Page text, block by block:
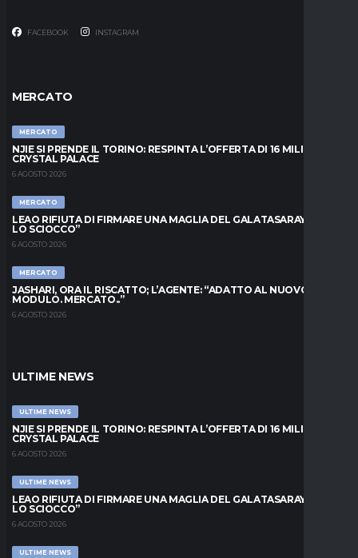
FACEBOOK INSTAGRAM
MERCATO
MERCATO
NJIE SI PRENDE IL TORINO: RESPINTA L’OFFERTA DI 16 MILIONI DAL
CRYSTAL PALACE
6 AGOSTO 2026
MERCATO
LEAO RIFIUTA DI FIRMARE UNA MAGLIA DEL GALATASARAY: “FAI
LO SCIOCCO”
6 AGOSTO 2026
MERCATO
JASHARI, ORA IL RISCATTO; L’AGENTE: “ADATTO AL NUOVO
MODULO. MERCATO..”
6 AGOSTO 2026
ULTIME NEWS
ULTIME NEWS
NJIE SI PRENDE IL TORINO: RESPINTA L’OFFERTA DI 16 MILIONI DAL
CRYSTAL PALACE
6 AGOSTO 2026
ULTIME NEWS
LEAO RIFIUTA DI FIRMARE UNA MAGLIA DEL GALATASARAY: “FAI
LO SCIOCCO”
6 AGOSTO 2026
ULTIME NEWS